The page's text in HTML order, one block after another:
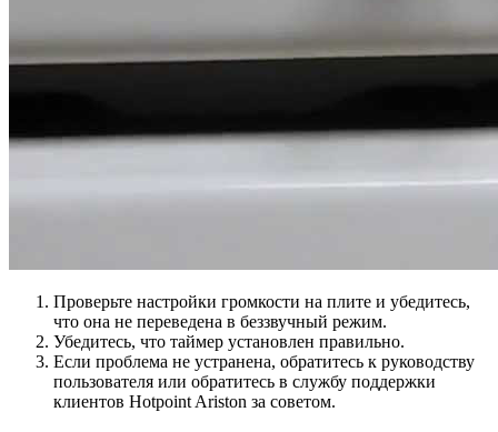
Проверьте настройки громкости на плите и убедитесь,
что она не переведена в беззвучный режим.
Убедитесь, что таймер установлен правильно.
Если проблема не устранена, обратитесь к руководству
пользователя или обратитесь в службу поддержки
клиентов Hotpoint Ariston за советом.